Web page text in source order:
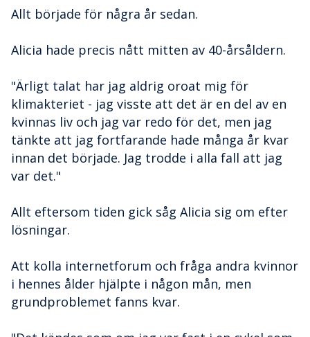
Allt började för några år sedan.
Alicia hade precis nått mitten av 40-årsåldern.
"Ärligt talat har jag aldrig oroat mig för
klimakteriet - jag visste att det är en del av en
kvinnas liv och jag var redo för det, men jag
tänkte att jag fortfarande hade många år kvar
innan det började. Jag trodde i alla fall att jag
var det."
Allt eftersom tiden gick såg Alicia sig om efter
lösningar.
Att kolla internetforum och fråga andra kvinnor
i hennes ålder hjälpte i någon mån, men
grundproblemet fanns kvar.